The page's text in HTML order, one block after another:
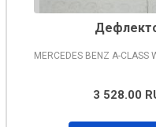
MERCEDES BENZ A-CLASS
3 528.00